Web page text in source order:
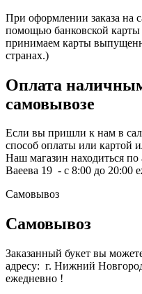
При оформлении заказа на
помощью банковской
принимаем карты
странах.)
Оплата
самовывозе
Если вы пришли к нам в
способ оплаты или картой
Наш магазин находиться
Ваеева 19 - с 8:00 до 20:00
Самовывоз
Самовывоз
Заказанный букет вы
адресу: г. Нижний
ежедневно !